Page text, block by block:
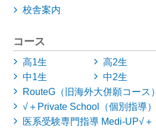
校舎案内
コース
高1生 高2生
中1生
中2生
RouteG（旧海外大併願コース）
√＋Private School（個別指導）
医系受験専門指導 Medi-UP√＋